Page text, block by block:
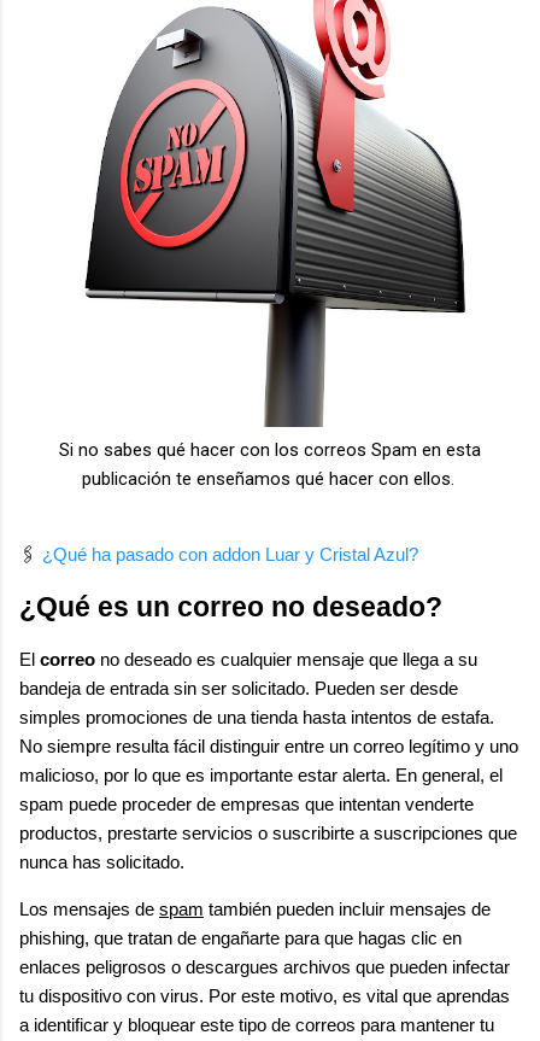
Si no sabes qué hacer con los correos Spam en esta
publicación te enseñamos qué hacer con ellos.
🖇️ ¿Qué ha pasado con addon Luar y Cristal Azul?
¿Qué es un correo no deseado?
El correo no deseado es cualquier mensaje que llega a su
bandeja de entrada sin ser solicitado. Pueden ser desde
simples promociones de una tienda hasta intentos de estafa.
No siempre resulta fácil distinguir entre un correo legítimo y uno
malicioso, por lo que es importante estar alerta. En general, el
spam puede proceder de empresas que intentan venderte
productos, prestarte servicios o suscribirte a suscripciones que
nunca has solicitado.
Los mensajes de spam también pueden incluir mensajes de
phishing, que tratan de engañarte para que hagas clic en
enlaces peligrosos o descargues archivos que pueden infectar
tu dispositivo con virus. Por este motivo, es vital que aprendas
a identificar y bloquear este tipo de correos para mantener tu